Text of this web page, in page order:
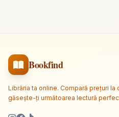
Bookfind
Librăria ta online. Compară prețuri
găsește-ți următoarea lectură